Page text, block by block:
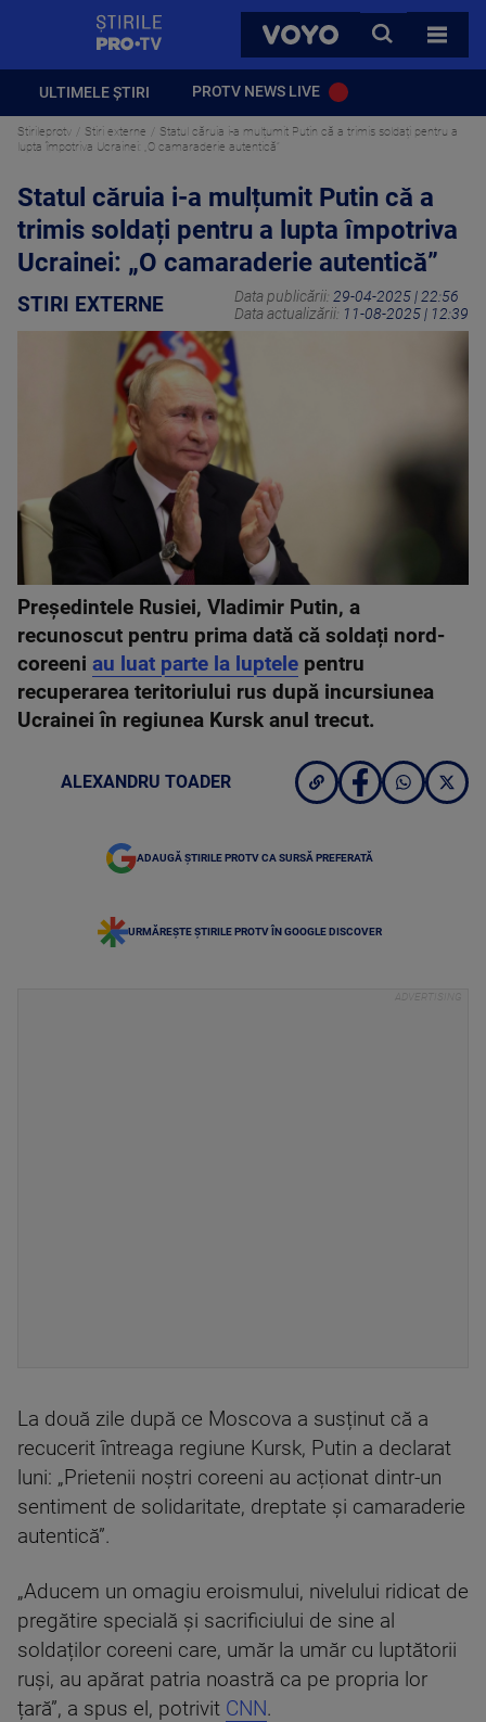
VOYO
CAUTA
TOATE
ULTIMELE ȘTIRI PROTV NEWS LIVE
Stirileprotv Stiri externe
Statul căruia i-a mulțumit Putin că a trimis soldați pentru a
lupta împotriva Ucrainei: „O camaraderie autentică”
Statul căruia i-a mulțumit Putin că a
trimis soldați pentru a lupta împotriva
Ucrainei: „O camaraderie autentică”
STIRI EXTERNE Data publicării: 29-04-2025 | 22:56
Data actualizării: 11-08-2025 | 12:39
Președintele Rusiei, Vladimir Putin, a
recunoscut pentru prima dată că soldați nord-
coreeni au luat parte la luptele pentru
recuperarea teritoriului rus după incursiunea
Ucrainei în regiunea Kursk anul trecut.
ALEXANDRU TOADER
ADAUGĂ ȘTIRILE PROTV CA SURSĂ PREFERATĂ
URMĂREȘTE ȘTIRILE PROTV ÎN GOOGLE DISCOVER
La două zile după ce Moscova a susținut că a
recucerit întreaga regiune Kursk, Putin a declarat
luni: „Prietenii noștri coreeni au acționat dintr-un
sentiment de solidaritate, dreptate și camaraderie
autentică”.
„Aducem un omagiu eroismului, nivelului ridicat de
pregătire specială și sacrificiului de sine al
soldaților coreeni care, umăr la umăr cu luptătorii
ruși, au apărat patria noastră ca pe propria lor
țară”, a spus el, potrivit CNN.